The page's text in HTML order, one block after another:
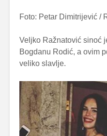
Foto: Petar Dimitrijević /
Veljko Ražnatović sinoć
Bogdanu Rodić, a ovim
veliko slavlje.